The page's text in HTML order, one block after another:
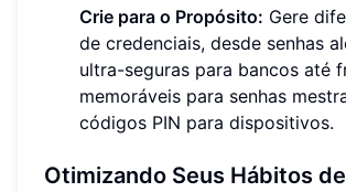
Crie para o Propósito: Gere
de credenciais, desde senhas
ultra-seguras para bancos até
memoráveis para senhas
códigos PIN para dispositivos.
Otimizando Seus Hábitos de